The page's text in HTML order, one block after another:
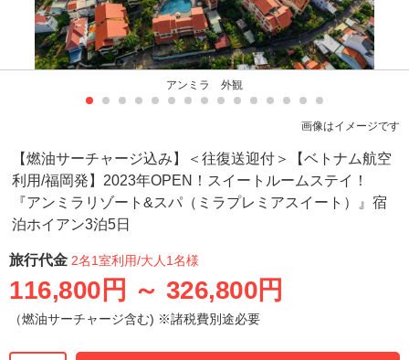
アンミラ 外観
画像はイメージです
【燃油サーチャージ込み】＜往復送迎付＞【ベトナム航空
利用/福岡発】2023年OPEN！スイートルームステイ！
『アンミラリゾート&スパ（ミラプレミアスイート）』宿
泊ホイアン3泊5日
旅行代金 2名1室利用/大人1名様
116,800円 ～ 326,800円
（燃油サーチャージ含む) ※諸税費別途必要